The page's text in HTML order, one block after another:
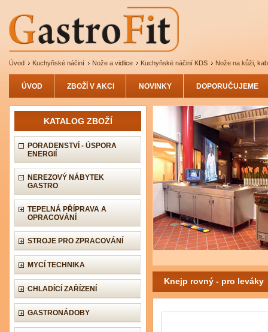
Úvod Kuchyňské náčiní Nože a vidlice Kuchyňské náčiní KDS Nože na kůži,
ÚVOD ZBOŽÍ V AKCI NOVINKY DOPORUČUJEME
KATALOG ZBOŽÍ
PORADENSTVÍ - ÚSPORA
ENERGIÍ
NEREZOVÝ NÁBYTEK
GASTRO
TEPELNÁ PŘÍPRAVA A
OPRACOVÁNÍ
STROJE PRO ZPRACOVÁNÍ
MYCÍ TECHNIKA
CHLADÍCÍ ZAŘÍZENÍ
GASTRONÁDOBY
Knejp rovný - pro leváky